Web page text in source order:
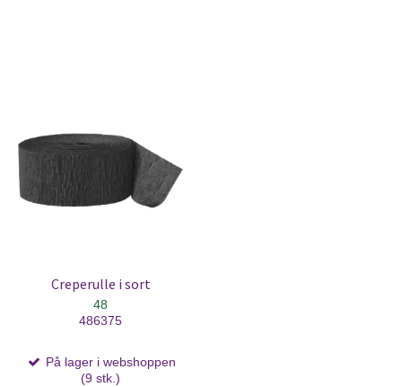
Creperulle i sort
48
486375
På lager i webshoppen
(9 stk.)